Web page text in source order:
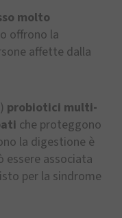
molto
offrono la
affette dalla
probiotici multi-
che proteggono
la digestione è
essere associata
per la sindrome